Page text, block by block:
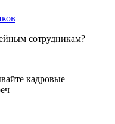
сотрудникам?
кадровые